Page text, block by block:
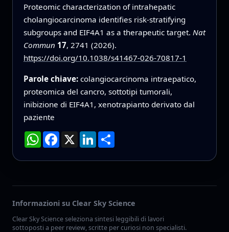
Proteomic characterization of intrahepatic
cholangiocarcinoma identifies risk-stratifying
subgroups and EIF4A1 as a therapeutic target. Nat
Commun 17, 2741 (2026).
https://doi.org/10.1038/s41467-026-70817-1
Parole chiave: colangiocarcinoma intraepatico,
proteomica del cancro, sottotipi tumorali,
inibizione di EIF4A1, xenotrapianto derivato dal
paziente
WhatsApp
Facebook
X LinkedInCondividi
Informazioni su Clear Sky Science
Clear Sky Science seleziona sintesi leggibili di lavori
sottoposti a peer review, scritte per curiosi non specialisti.